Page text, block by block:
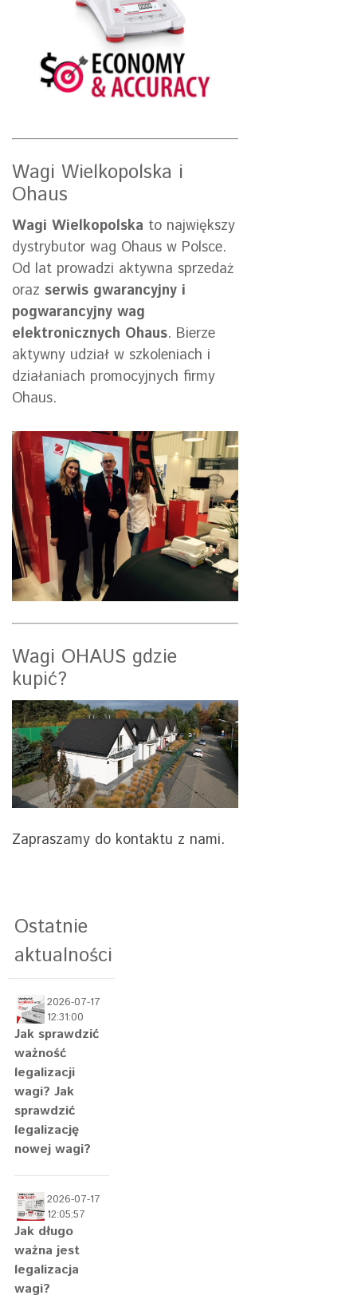
Wagi Wielkopolska i
Ohaus
Wagi Wielkopolska to największy
dystrybutor wag Ohaus w Polsce.
Od lat prowadzi aktywna sprzedaż
oraz serwis gwarancyjny i
pogwarancyjny wag
elektronicznych Ohaus. Bierze
aktywny udział w szkoleniach i
działaniach promocyjnych firmy
Ohaus.
Wagi OHAUS gdzie
kupić?
Zapraszamy do kontaktu z nami.
Ostatnie
aktualności
2026-07-17
12:31:00
Jak sprawdzić
ważność
legalizacji
wagi? Jak
sprawdzić
legalizację
nowej wagi?
2026-07-17
12:05:57
Jak długo
ważna jest
legalizacja
wagi?